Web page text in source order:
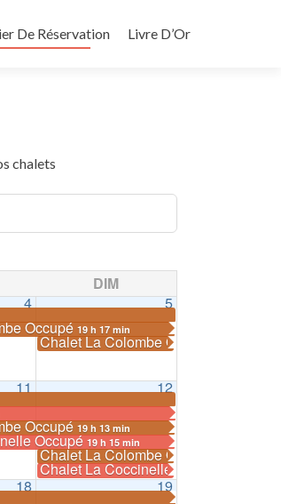
De Réservation Livre D’Or
chalets
DIM
4
Occupé19 h 17 min
5
Chalet La Colombe Occupé
11
Occupé19 h 13 min
Occupé19 h 15 min
12
Chalet La Colombe Occupé
Chalet La Coccinelle Occupé
18
19